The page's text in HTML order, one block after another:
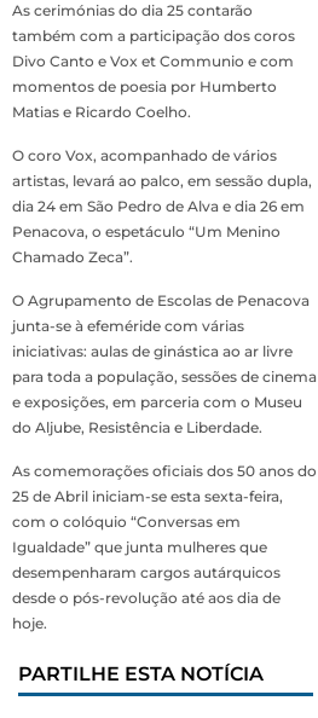
As cerimónias do dia 25 contarão
também com a participação dos coros
Divo Canto e Vox et Communio e com
momentos de poesia por Humberto
Matias e Ricardo Coelho.
O coro Vox, acompanhado de vários
artistas, levará ao palco, em sessão dupla,
dia 24 em São Pedro de Alva e dia 26 em
Penacova, o espetáculo “Um Menino
Chamado Zeca”.
O Agrupamento de Escolas de Penacova
junta-se à efeméride com várias
iniciativas: aulas de ginástica ao ar livre
para toda a população, sessões de cinema
e exposições, em parceria com o Museu
do Aljube, Resistência e Liberdade.
As comemorações oficiais dos 50 anos do
25 de Abril iniciam-se esta sexta-feira,
com o colóquio “Conversas em
Igualdade” que junta mulheres que
desempenharam cargos autárquicos
desde o pós-revolução até aos dia de
hoje.
PARTILHE ESTA NOTÍCIA